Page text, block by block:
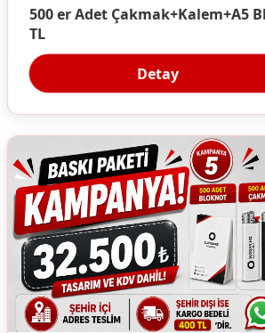
500 er Adet Çakmak+Kalem+A5
TL
Detay